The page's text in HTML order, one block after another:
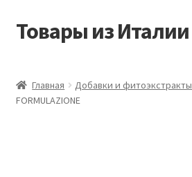
Перейти
Перейти
Товары из Италии
Виды доставки
Главная Добавки и фитоэкстракты
FORMULAZIONE